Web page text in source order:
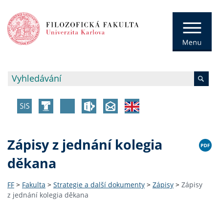
Zápisy z jednání kolegia
děkana
FF > Fakulta > Strategie a další dokumenty > Zápisy > Zápisy
z jednání kolegia děkana